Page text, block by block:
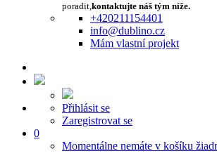
poradit,kontaktujte náš tým níže.
+420211154401
info@dublino.cz
Mám vlastní projekt
Přihlásit se
Zaregistrovat se
0
Momentálne nemáte v košíku